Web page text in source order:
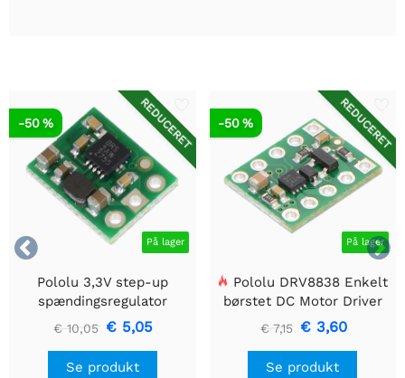


REDUCERET
På lager
-50 %
Pololu 3,3V step-up
spændingsregulator
U1V10F3
€ 10,05 € 5,05
Se produkt
REDUCERET
På lager
-50 %
Pololu DRV8838 Enkelt
børstet DC Motor Driver
Holder
€ 7,15 € 3,60
Se produkt